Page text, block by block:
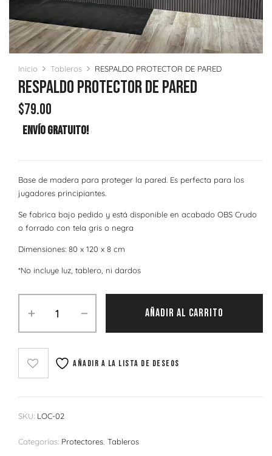
Inicio Tableros RESPALDO PROTECTOR DE PARED
RESPALDO PROTECTOR DE PARED
$79.00
Envío Gratuito!
Base de madera para proteger la pared. Es perfecta para los
jugadores principiantes.
Se fabrica bajo pedido y está disponible en acabado OBS Crudo
o forrado con tela gris o negra
Dimensiones: 80 x 120 x 8 cm
*No incluye luz, tablero, ni dardos
AÑADIR AL CARRITO
Añadir a la lista de deseos
SKU: LOC-02
Categorías: Protectores, Tableros